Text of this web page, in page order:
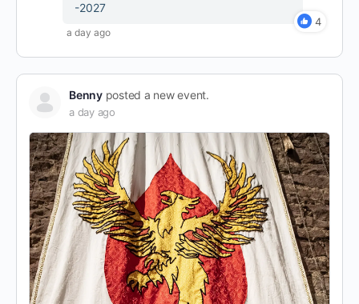
-2027
4
a day ago
Bennyposted a new event.
a day ago